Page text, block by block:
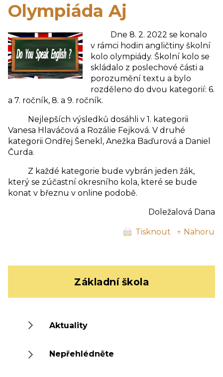
Olympiáda Aj
Dne 8. 2. 2022 se konalo
v rámci hodin angličtiny školní
kolo olympiády. Školní kolo se
skládalo z poslechové části a
porozumění textu a bylo
rozděleno do dvou kategorií: 6.
a 7. ročník, 8. a 9. ročník.
Nejlepších výsledků dosáhli v 1. kategorii
Vanesa Hlaváčová a Rozálie Fejková. V druhé
kategorii Ondřej Šenekl, Anežka Baďurová a Daniel
Čurda.
Z každé kategorie bude vybrán jeden žák,
který se zúčastní okresního kola, které se bude
konat v březnu v online podobě.
Doležalová Dana
Tisknout ↑ Nahoru
Základní škola
Aktuality
Nepřehlédněte